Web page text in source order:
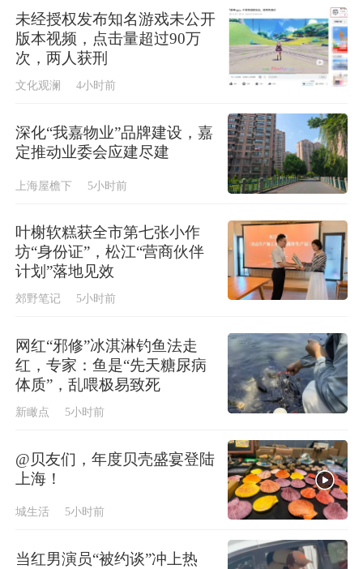
未经授权发布知名游戏未公开
版本视频，点击量超过90万
次，两人获刑
文化观澜 4小时前
深化“我嘉物业”品牌建设，嘉
定推动业委会应建尽建
上海屋檐下 5小时前
叶榭软糕获全市第七张小作
坊“身份证”，松江“营商伙伴
计划”落地见效
郊野笔记 5小时前
网红“邪修”冰淇淋钓鱼法走
红，专家：鱼是“先天糖尿病
体质”，乱喂极易致死
新瞰点 5小时前
@贝友们，年度贝壳盛宴登陆
上海！
城生活 5小时前
当红男演员“被约谈”冲上热